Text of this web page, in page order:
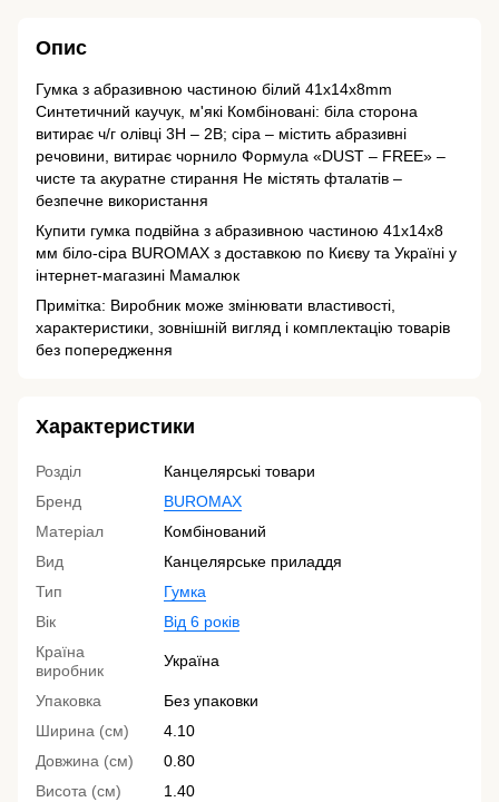
Опис
Гумка з абразивною частиною білий 41x14x8mm
Синтетичний каучук, м'які Комбіновані: біла сторона
витирає ч/г олівці 3Н – 2В; сіра – містить абразивні
речовини, витирає чорнило Формула «DUST – FREE» –
чисте та акуратне стирання Не містять фталатів –
безпечне використання
Купити гумка подвійна з абразивною частиною 41x14x8
мм біло-сіра BUROMAX з доставкою по Києву та Україні у
інтернет-магазині Мамалюк
Примітка: Виробник може змінювати властивості,
характеристики, зовнішній вигляд і комплектацію товарів
без попередження
Характеристики
Розділ
Канцелярські товари
Бренд
BUROMAX
Матеріал
Комбінований
Вид
Канцелярське приладдя
Тип
Гумка
Вік
Від 6 років
Країна
виробник
Україна
Упаковка
Без упаковки
Ширина (см)
4.10
Довжина (см)
0.80
Висота (см)
1.40